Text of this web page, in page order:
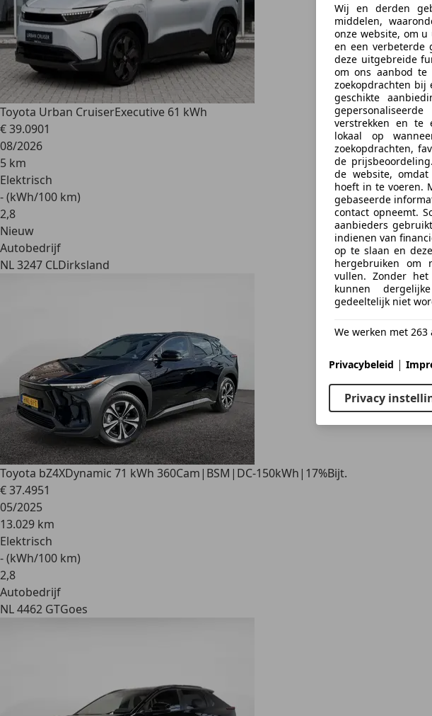
Toyota Urban CruiserExecutive 61 kWh
€ 39.0901
08/2026
5 km
Elektrisch
- (kWh/100 km)
2,8
Nieuw
Autobedrijf
NL 3247 CLDirksland
Toyota bZ4XDynamic 71 kWh 360Cam|BSM|DC-150kWh|17%Bijt.
€ 37.4951
05/2025
13.029 km
Elektrisch
- (kWh/100 km)
2,8
Autobedrijf
NL 4462 GTGoes
Wij en derden
middelen,
onze website, om
en een verbeterde
deze uitgebreide
om ons aanbod te
zoekopdrachten bij
geschikte
verstrekken en te
lokaal op
zoekopdrachten,
de
de website,
hoeft in te voeren.
gebaseerde
contact opneemt.
aanbieders
indienen van
op te slaan en
hergebruiken om
vullen. Zonder
kunnen
gedeeltelijk niet
We werken met 263
Privacybeleid |
Privacy